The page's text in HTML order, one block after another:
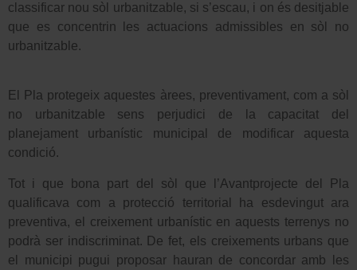
classificar nou sòl urbanitzable, si s’escau, i on és desitjable
que es concentrin les actuacions admissibles en sòl no
urbanitzable.
El Pla protegeix aquestes àrees, preventivament, com a sòl
no urbanitzable sens perjudici de la capacitat del
planejament urbanístic municipal de modificar aquesta
condició.
Tot i que bona part del sòl que l’Avantprojecte del Pla
qualificava com a protecció territorial ha esdevingut ara
preventiva, el creixement urbanístic en aquests terrenys no
podrà ser indiscriminat. De fet, els creixements urbans que
el municipi pugui proposar hauran de concordar amb les